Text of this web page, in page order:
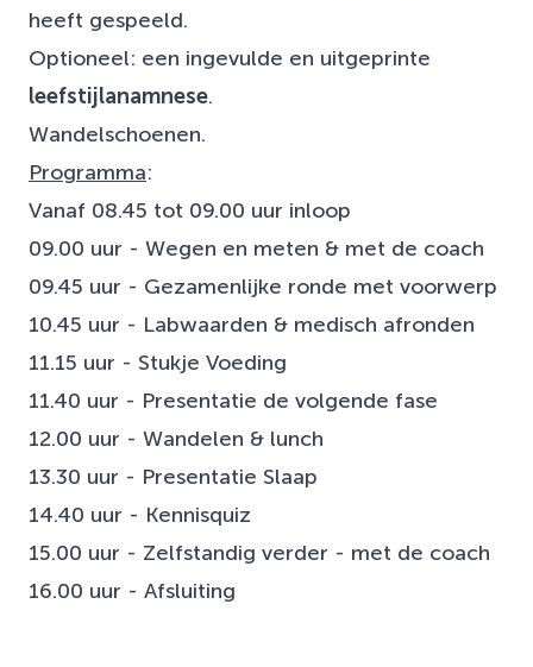
heeft gespeeld.
Optioneel: een ingevulde en uitgeprinte
leefstijlanamnese.
Wandelschoenen.
Programma:
Vanaf 08.45 tot 09.00 uur inloop
09.00 uur - Wegen en meten & met de coach
09.45 uur - Gezamenlijke ronde met voorwerp
10.45 uur - Labwaarden & medisch afronden
11.15 uur - Stukje Voeding
11.40 uur - Presentatie de volgende fase
12.00 uur - Wandelen & lunch
13.30 uur - Presentatie Slaap
14.40 uur - Kennisquiz
15.00 uur - Zelfstandig verder - met de coach
16.00 uur - Afsluiting